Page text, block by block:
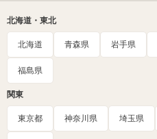
北海道・東北
北海道 青森県 岩手県
福島県
関東
東京都 神奈川県 埼玉県